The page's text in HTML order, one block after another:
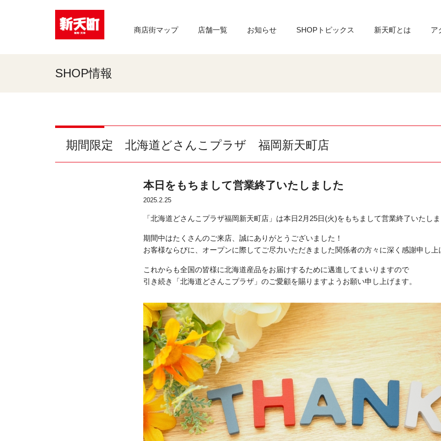
商店街マップ 店舗一覧 お知らせ SHOPトピックス 新天町とは ア
SHOP情報
期間限定 北海道どさんこプラザ 福岡新天町店
本日をもちまして営業終了いたしました
2025.2.25
「北海道どさんこプラザ福岡新天町店」は本日2月25日(火)をもちまして営業終了いたし
期間中はたくさんのご来店、誠にありがとうございました！
お客様ならびに、オープンに際してご尽力いただきました関係者の方々に深く感謝申し上
これからも全国の皆様に北海道産品をお届けするために邁進してまいりますので
引き続き「北海道どさんこプラザ」のご愛顧を賜りますようお願い申し上げます。